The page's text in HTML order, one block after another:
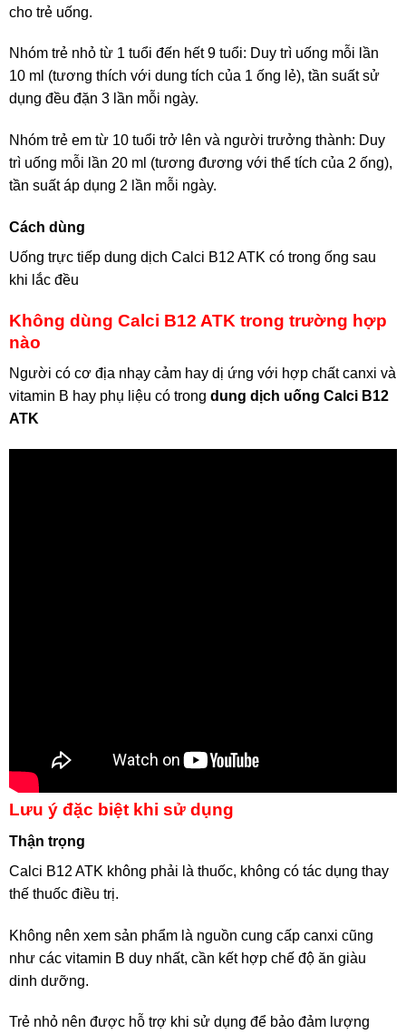
cho trẻ uống.
Nhóm trẻ nhỏ từ 1 tuổi đến hết 9 tuổi: Duy trì uống mỗi lần
10 ml (tương thích với dung tích của 1 ống lẻ), tần suất sử
dụng đều đặn 3 lần mỗi ngày.
Nhóm trẻ em từ 10 tuổi trở lên và người trưởng thành: Duy
trì uống mỗi lần 20 ml (tương đương với thể tích của 2 ống),
tần suất áp dụng 2 lần mỗi ngày.
Cách dùng
Uống trực tiếp dung dịch Calci B12 ATK có trong ống sau
khi lắc đều
Không dùng Calci B12 ATK trong trường hợp
nào
Người có cơ địa nhạy cảm hay dị ứng với hợp chất canxi và
vitamin B hay phụ liệu có trong dung dịch uống Calci B12
ATK
Lưu ý đặc biệt khi sử dụng
Thận trọng
Calci B12 ATK không phải là thuốc, không có tác dụng thay
thế thuốc điều trị.
Không nên xem sản phẩm là nguồn cung cấp canxi cũng
như các vitamin B duy nhất, cần kết hợp chế độ ăn giàu
dinh dưỡng.
Trẻ nhỏ nên được hỗ trợ khi sử dụng để bảo đảm lượng